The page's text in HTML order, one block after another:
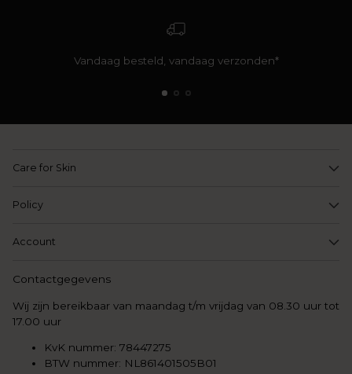
Vandaag besteld, vandaag verzonden*
Care for Skin
Policy
Account
Contactgegevens
Wij zijn bereikbaar van maandag t/m vrijdag van 08.30 uur tot
17.00 uur
KvK nummer: 78447275
BTW nummer: NL861401505B01